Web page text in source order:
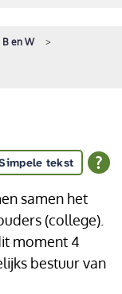
en W
tekst
samen het
(college).
moment 4
bestuur van